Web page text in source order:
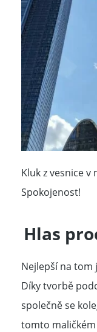
Kluk z vesnice
Spokojenost!
Hlas
Nejlepší na tom
Díky tvorbě
společně se
tomto